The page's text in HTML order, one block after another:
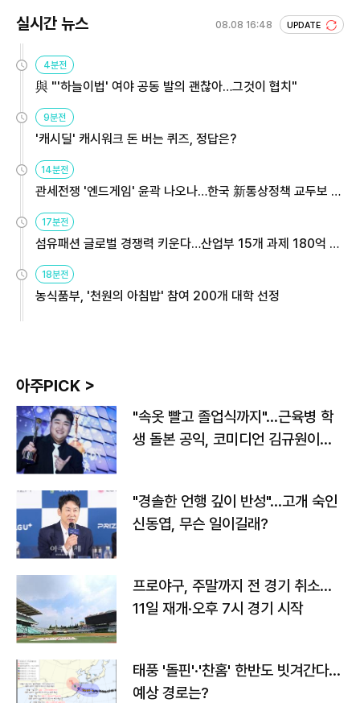
실시간 뉴스 08.08 16:48 UPDATE
4분전
與 "'하늘이법' 여야 공동 발의 괜찮아…그것이 협치"
9분전
'캐시딜' 캐시워크 돈 버는 퀴즈, 정답은?
14분전
관세전쟁 '엔드게임' 윤곽 나오나…한국 新통상정책 교두보 활
용해야
17분전
섬유패션 글로벌 경쟁력 키운다…산업부 15개 과제 180억 지
원
18분전
농식품부, '천원의 아침밥' 참여 200개 대학 선정
아주PICK >
"속옷 빨고 졸업식까지"…근육병 학
생 돌본 공익, 코미디언 김규원이었
"경솔한 언행 깊이 반성"…고개 숙인
신동엽, 무슨 일이길래?
프로야구, 주말까지 전 경기 취소…
11일 재개·오후 7시 경기 시작
태풍 '돌핀'·'찬홈' 한반도 빗겨간다…
예상 경로는?